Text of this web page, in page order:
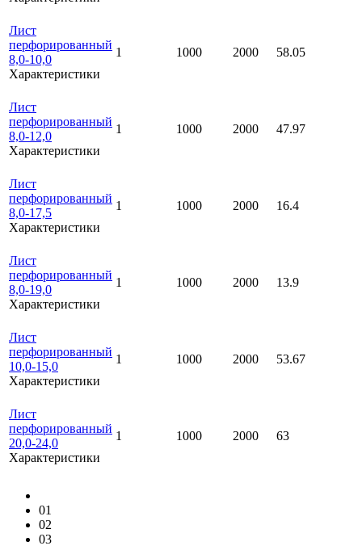
Лист
перфорированный
8,0-10,0
Характеристики
1 1000 2000 58.05
Лист
перфорированный
8,0-12,0
Характеристики
1 1000 2000 47.97
Лист
перфорированный
8,0-17,5
Характеристики
1 1000 2000 16.4
Лист
перфорированный
8,0-19,0
Характеристики
1 1000 2000 13.9
Лист
перфорированный
10,0-15,0
Характеристики
1 1000 2000 53.67
Лист
перфорированный
20,0-24,0
Характеристики
1 1000 2000 63
01
02
03